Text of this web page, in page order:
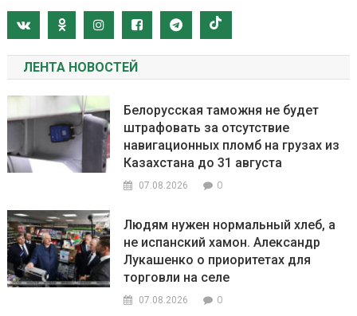
ЛЕНТА НОВОСТЕЙ
Белорусская таможня не будет
штрафовать за отсутствие
навигационных пломб на грузах из
Казахстана до 31 августа
07.08.2026 0
Людям нужен нормальный хлеб, а
не испанский хамон. Александр
Лукашенко о приоритетах для
торговли на селе
07.08.2026 0